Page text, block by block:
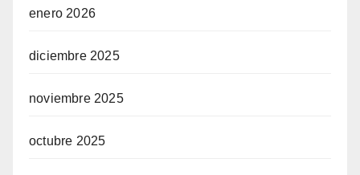
enero 2026
diciembre 2025
noviembre 2025
octubre 2025